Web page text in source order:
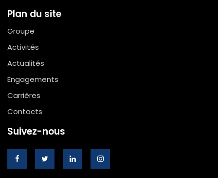
Plan du site
Groupe
Activités
Actualités
Engagements
Carrières
Contacts
Suivez-nous